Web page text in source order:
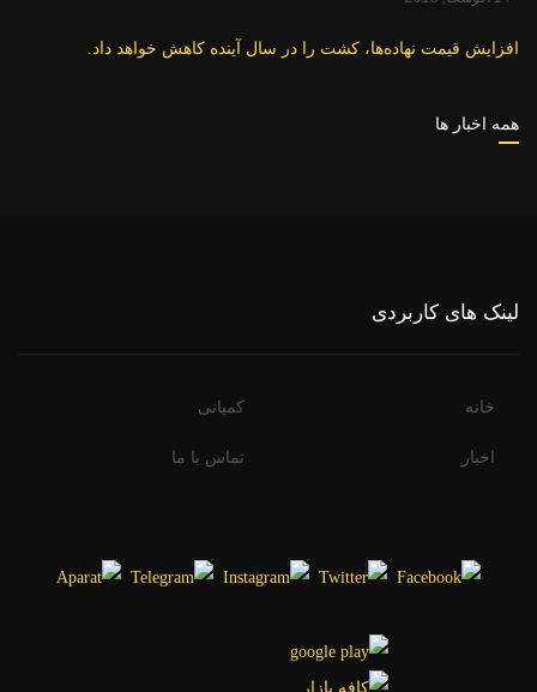
افزایش قیمت نهاده‌ها، کشت را در سال آینده کاهش خواهد داد.
همه اخبار ها
لینک های کاربردی
خانه کمپانی
اخبار تماس با ما